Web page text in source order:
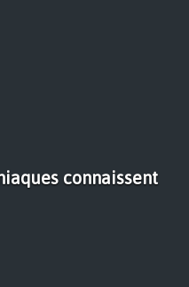
connaissent